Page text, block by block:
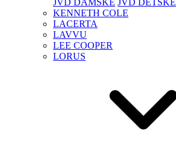
JVD DÁMSKÉ JVD DĚTSKÉ
KENNETH COLE
LACERTA
LAVVU
LEE COOPER
LORUS